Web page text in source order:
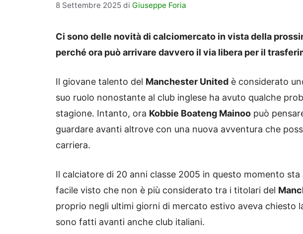
8 Settembre 2025 di Giuseppe Foria
Ci sono delle novità di calciomercato in vista della
perché ora può arrivare davvero il via libera per il
Il giovane talento del Manchester United è considerato
suo ruolo nonostante al club inglese ha avuto qualche
stagione. Intanto, ora Kobbie Boateng Mainoo può
guardare avanti altrove con una nuova avventura che
carriera.
Il calciatore di 20 anni classe 2005 in questo momento
facile visto che non è più considerato tra i titolari del
proprio negli ultimi giorni di mercato estivo aveva chiesto
sono fatti avanti anche club italiani.